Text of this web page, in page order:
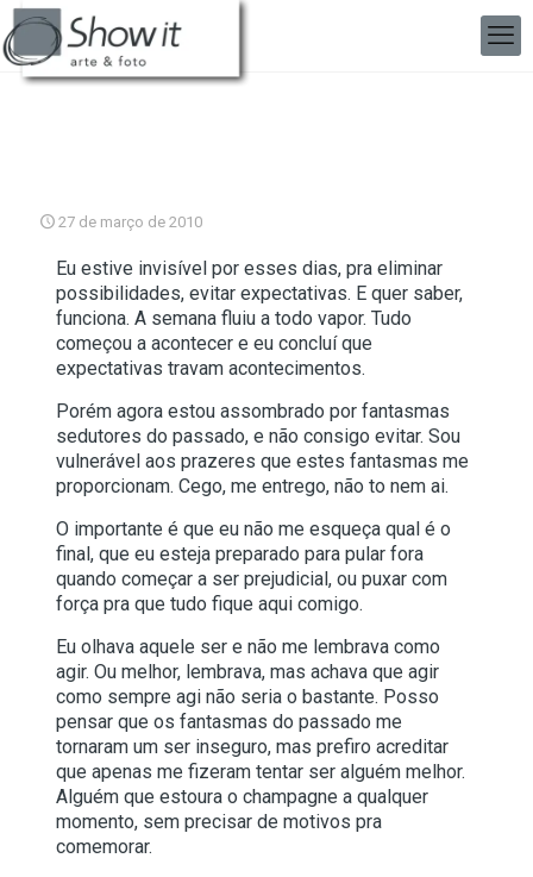
27 de março de 2010
Eu estive invisível por esses dias, pra eliminar
possibilidades, evitar expectativas. E quer saber,
funciona. A semana fluiu a todo vapor. Tudo
começou a acontecer e eu concluí que
expectativas travam acontecimentos.
Porém agora estou assombrado por fantasmas
sedutores do passado, e não consigo evitar. Sou
vulnerável aos prazeres que estes fantasmas me
proporcionam. Cego, me entrego, não to nem ai.
O importante é que eu não me esqueça qual é o
final, que eu esteja preparado para pular fora
quando começar a ser prejudicial, ou puxar com
força pra que tudo fique aqui comigo.
Eu olhava aquele ser e não me lembrava como
agir. Ou melhor, lembrava, mas achava que agir
como sempre agi não seria o bastante. Posso
pensar que os fantasmas do passado me
tornaram um ser inseguro, mas prefiro acreditar
que apenas me fizeram tentar ser alguém melhor.
Alguém que estoura o champagne a qualquer
momento, sem precisar de motivos pra
comemorar.